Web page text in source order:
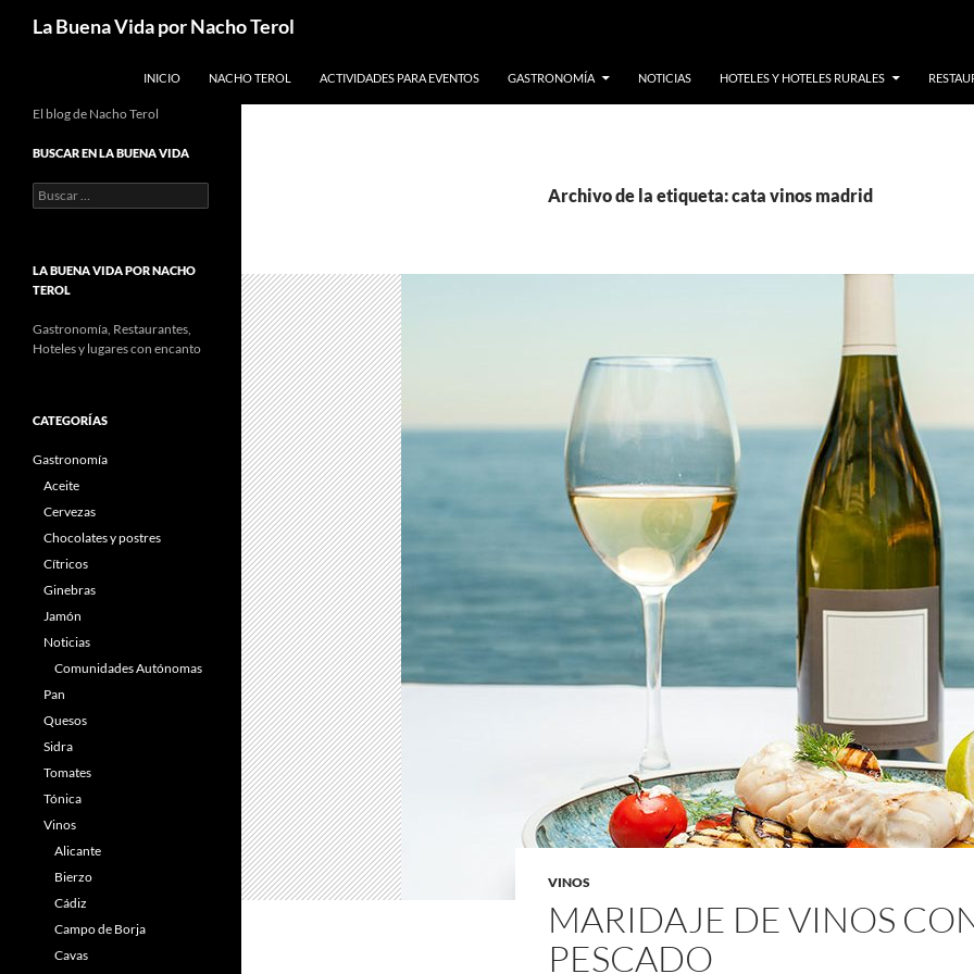
La Buena Vida por Nacho Terol
INICIO NACHO TEROL ACTIVIDADES PARA EVENTOS GASTRONOMÍA NOTICIAS HOTELES Y HOTELES RURALES
Archivo de la etiqueta: cata vinos madrid
VINOS
MARIDAJE DE VINOS
PESCADO
El blog de Nacho Terol
BUSCAR EN LA BUENA VIDA
Buscar:
LA BUENA VIDA POR NACHO
TEROL
Gastronomía, Restaurantes,
Hoteles y lugares con encanto
CATEGORÍAS
Gastronomía
Aceite
Cervezas
Chocolates y postres
Cítricos
Ginebras
Jamón
Noticias
Comunidades Autónomas
Pan
Quesos
Sidra
Tomates
Tónica
Vinos
Alicante
Bierzo
Cádiz
Campo de Borja
Cavas